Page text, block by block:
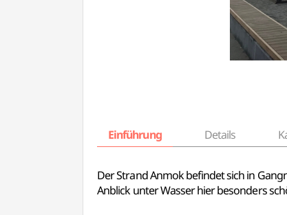
Einführung Details
Der Strand Anmok befindet sich in
Anblick unter Wasser hier besonders